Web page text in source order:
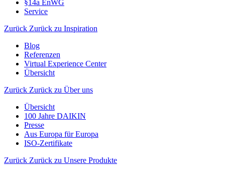
§14a EnWG
Service
Zurück Zurück zu Inspiration
Blog
Referenzen
Virtual Experience Center
Übersicht
Zurück Zurück zu Über uns
Übersicht
100 Jahre DAIKIN
Presse
Aus Europa für Europa
ISO-Zertifikate
Zurück Zurück zu Unsere Produkte